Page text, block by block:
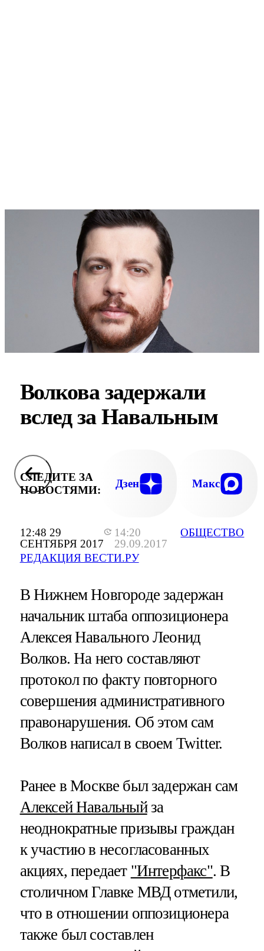
12:48 29
СЕНТЯБРЯ 2017
14:20
29.09.2017
РЕДАКЦИЯ ВЕСТИ.РУ
ОБЩЕСТВО
Волкова задержали
вслед за Навальным
СЛЕДИТЕ ЗА
НОВОСТЯМИ:
Дзен Макс
В Нижнем Новгороде задержан
начальник штаба оппозиционера
Алексея Навального Леонид
Волков. На него составляют
протокол по факту повторного
совершения административного
правонарушения. Об этом сам
Волков написал в своем Twitter.
Ранее в Москве был задержан сам
Алексей Навальныйза
неоднократные призывы граждан
к участию в несогласованных
акциях, передает "Интерфакс". В
столичном Главке МВД отметили,
что в отношении оппозиционера
также был составлен